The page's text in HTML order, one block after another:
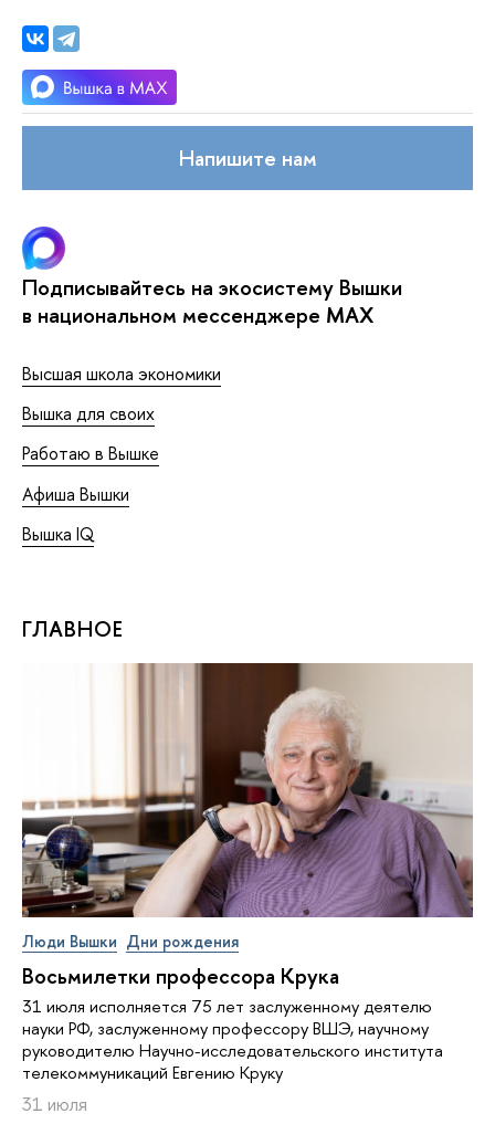
Напишите нам
Подписывайтесь на экосистему Вышки
в национальном мессенджере MAX
Высшая школа экономики
Вышка для своих
Работаю в Вышке
Афиша Вышки
Вышка IQ
ГЛАВНОЕ
Люди Вышки Дни рождения
Восьмилетки профессора Крука
31 июля исполняется 75 лет заслуженному деятелю
науки РФ, заслуженному профессору ВШЭ, научному
руководителю Научно-исследовательского института
телекоммуникаций Евгению Круку
31 июля